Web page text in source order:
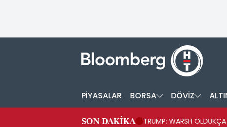
PİYASALAR BORSA DÖVİZ
SON DAKİKA TRUMP: WARSH